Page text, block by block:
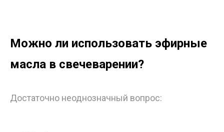
Можно ли использовать эфирные
масла в свечеварении?
Достаточно неоднозначный вопрос: